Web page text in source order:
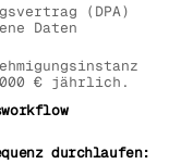
(DPA)
Daten
€ jährlich.
durchlaufen: